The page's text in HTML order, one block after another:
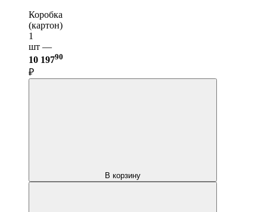
Коробка
(картон)
1
шт —
10 19790
₽
В корзину